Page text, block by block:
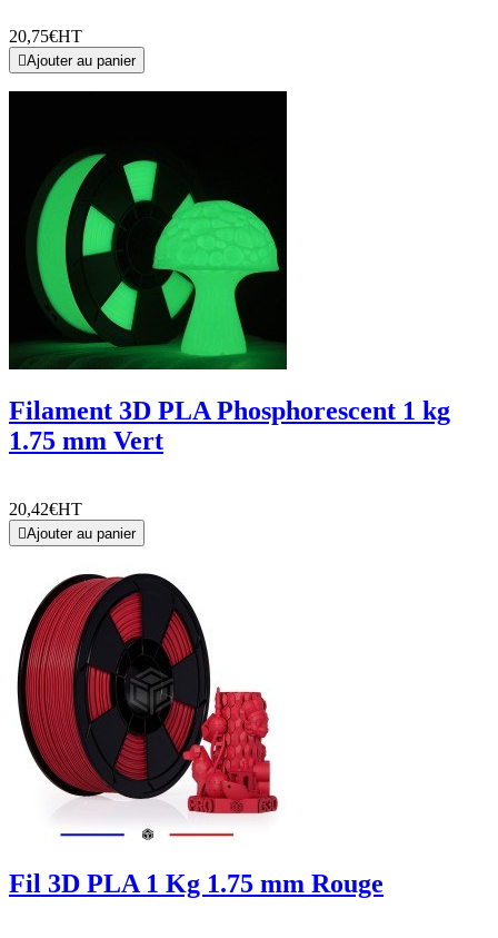
20,75€HT
Ajouter au panier
Filament 3D PLA Phosphorescent 1 kg
1.75 mm Vert
20,42€HT
Ajouter au panier
Fil 3D PLA 1 Kg 1.75 mm Rouge